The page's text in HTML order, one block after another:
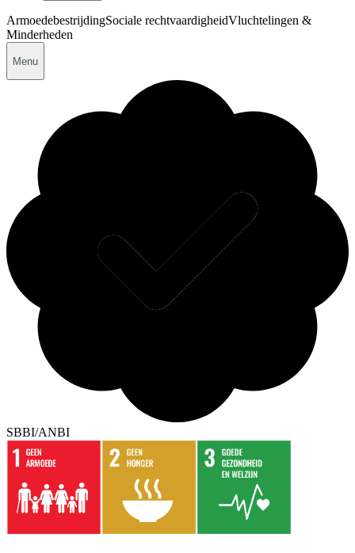
ArmoedebestrijdingSociale rechtvaardigheidVluchtelingen &
Minderheden
Menu
SBBI/ANBI